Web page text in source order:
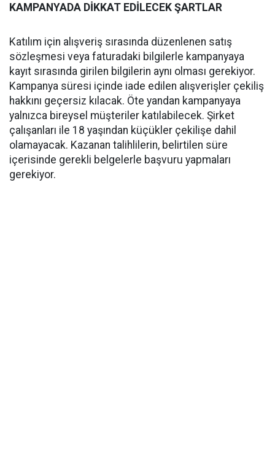
KAMPANYADA DİKKAT EDİLECEK ŞARTLAR
Katılım için alışveriş sırasında düzenlenen satış
sözleşmesi veya faturadaki bilgilerle kampanyaya
kayıt sırasında girilen bilgilerin aynı olması gerekiyor.
Kampanya süresi içinde iade edilen alışverişler çekiliş
hakkını geçersiz kılacak. Öte yandan kampanyaya
yalnızca bireysel müşteriler katılabilecek. Şirket
çalışanları ile 18 yaşından küçükler çekilişe dahil
olamayacak. Kazanan talihlilerin, belirtilen süre
içerisinde gerekli belgelerle başvuru yapmaları
gerekiyor.